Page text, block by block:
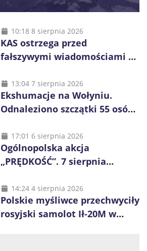
10:18 8 sierpnia 2026
KAS ostrzega przed
fałszywymi wiadomościami o
48 godzin
13:04 7 sierpnia 2026
Ekshumacje na Wołyniu.
Odnaleziono szczątki 55 osób,
17:01 6 sierpnia 2026
Ogólnopolska akcja
„PRĘDKOŚĆ”. 7 sierpnia
14:24 4 sierpnia 2026
Polskie myśliwce przechwyciły
rosyjski samolot Ił-20M w